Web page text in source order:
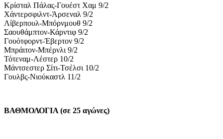
Κρίσταλ Πάλας-Γουέστ Χαμ 9/2
Χάντερσφιλντ-Άρσεναλ 9/2
Λίβερπουλ-Μπόρνμουθ 9/2
Σαουθάμπτον-Κάρντιφ 9/2
Γουότφορντ-Έβερτον 9/2
Μπράιτον-Μπέρνλι 9/2
Τότεναμ-Λέστερ 10/2
Μάντσεστερ Σίτι-Τσέλσι 10/2
Γουλβς-Νιούκαστλ 11/2
ΒΑΘΜΟΛΟΓΙΑ (σε 25 αγώνες)